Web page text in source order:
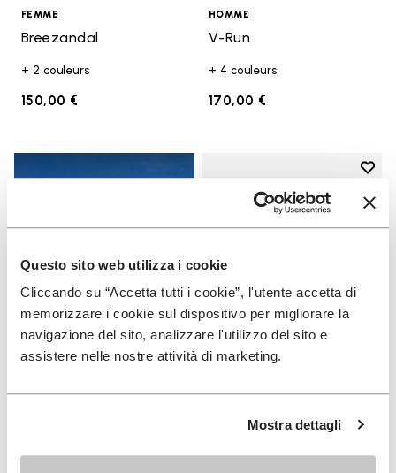
Questo sito web utilizza i cookie
Cliccando su “Accetta tutti i cookie”, l'utente accetta di
memorizzare i cookie sul dispositivo per migliorare la
navigazione del sito, analizzare l'utilizzo del sito e
assistere nelle nostre attività di marketing.
Mostra dettagli
FEMME
Breezandal
+ 2 couleurs
150,00 €
HOMME
V-Run
+ 4 couleurs
170,00 €
Add
HOMME
Breezandal
+ 3 couleurs